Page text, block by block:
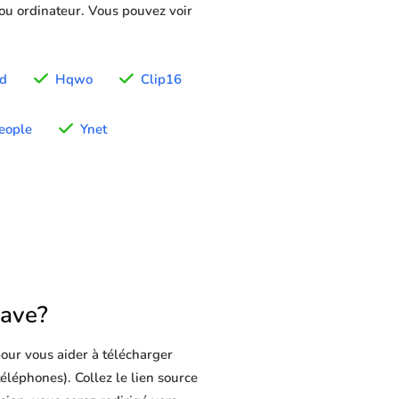
ordinateur. Vous pouvez voir
Hqwo Clip16
Ynet
vous aider à télécharger
Collez le lien source